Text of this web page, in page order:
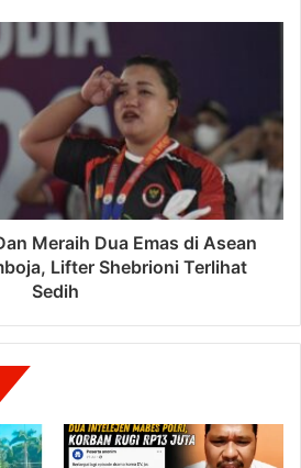
Meraih Dua Emas di Asean
Lifter Shebrioni Terlihat
Sedih